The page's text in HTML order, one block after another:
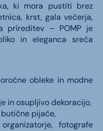
ki mora pustiti brez
krst, gala večerja,
prireditev – POMP je
in eleganca sreča
obleke in modne
in osupljivo dekoracijo,
butične pijače,
fotografe